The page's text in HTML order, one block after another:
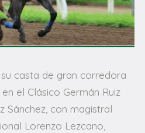
casta de gran corredora
el Clásico Germán Ruiz
Sánchez, con magistral
Lorenzo Lezcano,